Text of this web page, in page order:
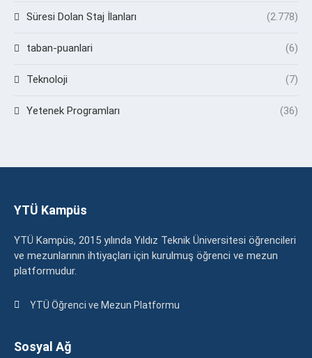
Süresi Dolan Staj İlanları (2.778)
taban-puanlari (6)
Teknoloji (7)
Yetenek Programları (36)
YTÜ Kampüs
YTÜ Kampüs, 2015 yılında Yıldız Teknik Üniversitesi öğrencileri
ve mezunlarının ihtiyaçları için kurulmuş öğrenci ve mezun
platformudur.
YTÜ Öğrenci ve Mezun Platformu
Sosyal Ağ